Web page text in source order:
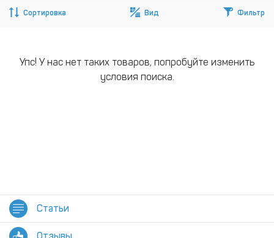
Сортировка Вид Фильтр
Упс! У нас нет таких товаров, попробуйте изменить
условия поиска.
Статьи